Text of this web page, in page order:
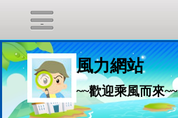
風力網站
~~歡迎乘風而來~~